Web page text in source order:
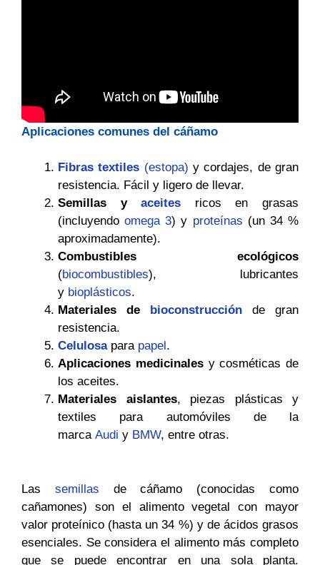
Aplicaciones comunes del cáñamo
Fibras textiles (estopa) y cordajes, de gran
resistencia. Fácil y ligero de llevar.
Semillas yaceites ricos en grasas
(incluyendoomega 3) y proteínas (un 34 %
aproximadamente).
Combustibles ecológicos
(biocombustibles), lubricantes
y bioplásticos.
Materiales de
bioconstrucción de gran
resistencia.
Celulosa para papel .
Aplicaciones medicinalesy cosméticas de
los aceites.
Materiales aislantes, piezas plásticas y
textiles para automóviles de la
marca Audi y BMW, entre otras.
Las semillas de cáñamo (conocidas como
cañamones) son el alimento vegetal con mayor
valor proteínico (hasta un 34 %) y de ácidos grasos
esenciales​. Se considera el alimento más completo
que se puede encontrar en una sola planta.